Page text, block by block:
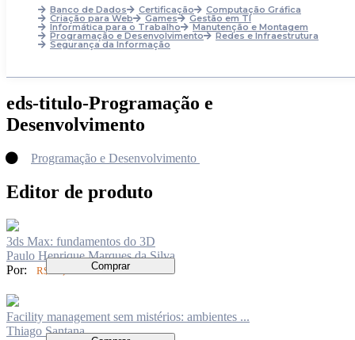
Banco de Dados Certificação Computação Gráfica
Criação para Web Games Gestão em TI
Informática para o Trabalho Manutenção e Montagem
Programação e Desenvolvimento Redes e Infraestrutura
Segurança da Informação
eds-titulo-Programação e
Desenvolvimento
Programação e Desenvolvimento
Editor de produto
3ds Max: fundamentos do 3D
Paulo Henrique Marques da Silva
Por:
R$ 70,00 Comprar
Facility management sem mistérios: ambientes ...
Thiago Santana